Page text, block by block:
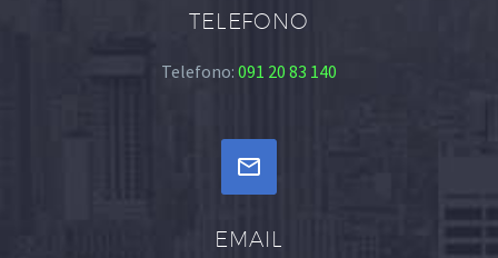
TELEFONO
Telefono: 091 20 83 140


EMAIL